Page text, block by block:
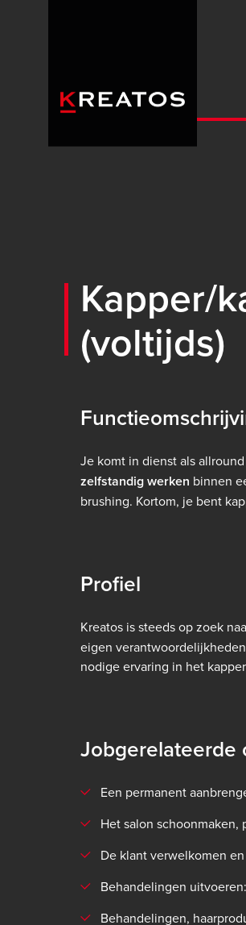
Kapper/
(voltijds)
Je komt in dienst als
zelfstandig werken binnen
brushing. Kortom, je bent
Profiel
Kreatos is steeds op zoek
eigen
nodige ervaring in het
Jobgerelateerde
Een permanent
Het salon
De klant verwelkomen
Behandelingen
Behandelingen,